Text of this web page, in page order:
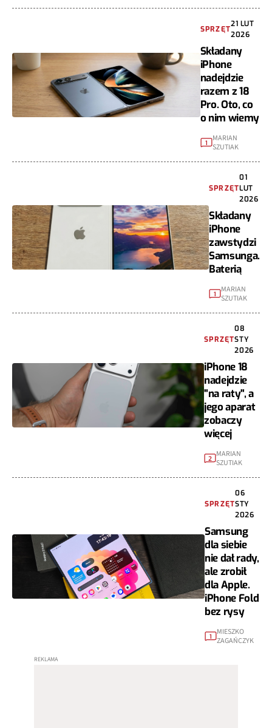
SPRZĘT
21 LUT
2026
Składany
iPhone
nadejdzie
razem z 18
Pro. Oto, co
o nim wiemy
1
MARIAN
SZUTIAK
SPRZĘT
01
LUT
2026
Składany
iPhone
zawstydzi
Samsunga.
Baterią
1
MARIAN
SZUTIAK
SPRZĘT
08
STY
2026
iPhone 18
nadejdzie
"na raty", a
jego aparat
zobaczy
więcej
2
MARIAN
SZUTIAK
SPRZĘT
06
STY
2026
Samsung
dla siebie
nie dał rady,
ale zrobił
dla Apple.
iPhone Fold
bez rysy
1
MIESZKO
ZAGAŃCZYK